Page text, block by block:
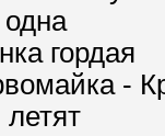
гордая
-